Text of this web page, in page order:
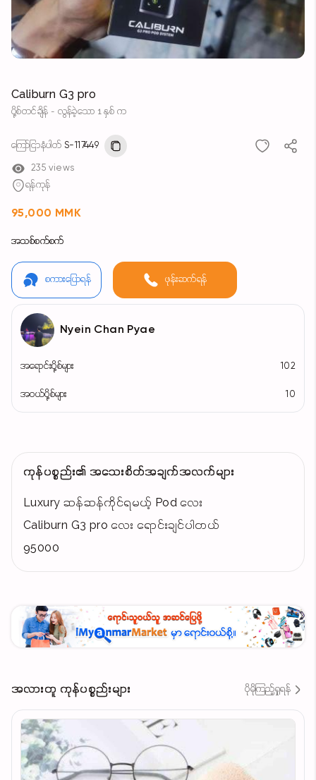
Caliburn G3 pro
ပို့စ်တင်ချိန် - လွန်ခဲ့သော 1 နှစ် က
ကြော်ငြာနံပါတ် S-117449
235 views
ရန်ကုန်
95,000 MMK
အသစ်စက်စက်
စကားပြောရန် ဖုန်းဆက်ရန်
Nyein Chan Pyae
အရောင်းပို့စ်များ 102
အဝယ်ပို့စ်များ 10
ကုန်ပစ္စည်း၏ အသေးစိတ်အချက်အလက်များ
Luxury ဆန်ဆန်ကိုင်ရမယ့် Pod လေး
Caliburn G3 pro လေး ရောင်းချင်ပါတယ်
95000
အလားတူ ကုန်ပစ္စည်းများ ပိုမိုကြည့်ရှုရန်